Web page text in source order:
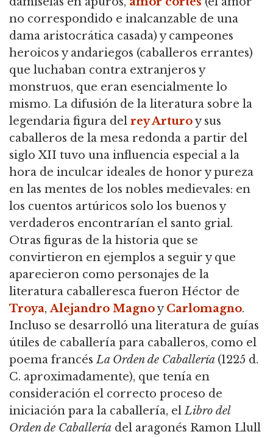
no correspondido e inalcanzable de una
dama aristocrática casada) y campeones
heroicos y andariegos (caballeros errantes)
que luchaban contra extranjeros y
monstruos, que eran esencialmente lo
mismo. La difusión de la literatura sobre la
legendaria figura del rey Arturoy sus
caballeros de la mesa redonda a partir del
siglo XII tuvo una influencia especial a la
hora de inculcar ideales de honor ypureza
en las mentes de los nobles medievales: en
los cuentos artúricos solo los buenos y
verdaderos encontrarían el santo grial.
Otras figuras de la historia que se
convirtieron en ejemplos a seguir y que
aparecieron como personajes de la
literatura caballeresca fueron Héctor de
Troya,Alejandro MagnoyCarlomagno.
Incluso se desarrolló una literatura de guías
útiles de caballería para caballeros, como el
poema francésLa Orden de Caballería (1225 d.
C. aproximadamente), que tenía en
consideración el correcto proceso de
iniciación para la caballería, elLibro del
Orden de Caballería del aragonés Ramon Llull